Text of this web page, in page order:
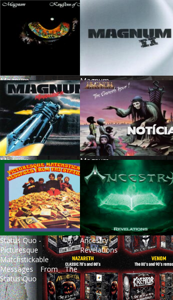
Magnum -
Kingdom Of Madness
Magnum -
Magnum II
Magnum -
Marauder
Magnum -
Eleventh Hour
Status Quo -
Picturesque
Matchstickable
Messages From The
Status Quo
Ancestry -
Revelations